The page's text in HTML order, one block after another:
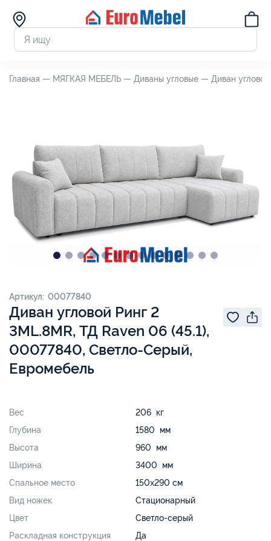
Главная — МЯГКАЯ МЕБЕЛЬ — Диваны угловые — Диван
Диван угловой Ринг 2
3ML.8MR, ТД Raven 06 (45.1),
00077840, Светло-Серый,
Евромебель
Артикул: 00077840
Вес
206 кг
Глубина
1580 мм
Высота
960 мм
Ширина
3400 мм
Спальное место
150х290 см
Вид ножек
Стационарный
Цвет
Светло-серый
Раскладная конструкция
Да